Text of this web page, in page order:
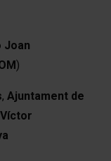
Joan
)
, Ajuntament de
Víctor